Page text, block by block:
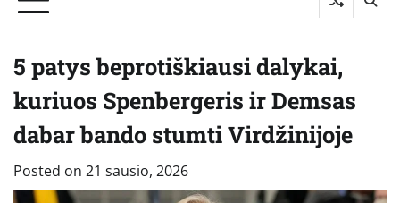
5 patys beprotiškiausi dalykai,
kuriuos Spenbergeris ir Demsas
dabar bando stumti Virdžinijoje
Posted on 21 sausio, 2026